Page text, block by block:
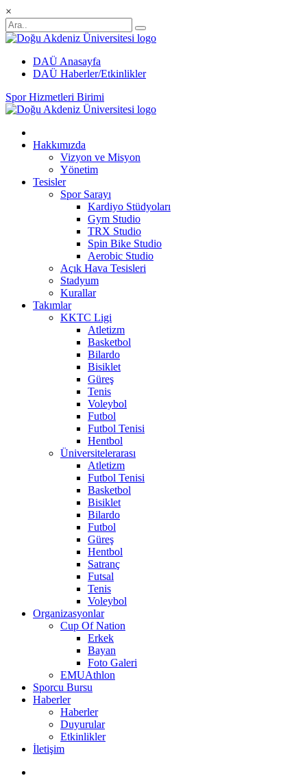
×
DAÜ Anasayfa
DAÜ Haberler/Etkinlikler
Spor Hizmetleri Birimi
Hakkımızda
Vizyon ve Misyon
Yönetim
Tesisler
Spor Sarayı
Kardiyo Stüdyoları
Gym Studio
TRX Studio
Spin Bike Studio
Aerobic Studio
Açık Hava Tesisleri
Stadyum
Kurallar
Takımlar
KKTC Ligi
Atletizm
Basketbol
Bilardo
Bisiklet
Güreş
Tenis
Voleybol
Futbol
Futbol Tenisi
Hentbol
Üniversitelerarası
Atletizm
Futbol Tenisi
Basketbol
Bisiklet
Bilardo
Futbol
Güreş
Hentbol
Satranç
Futsal
Tenis
Voleybol
Organizasyonlar
Cup Of Nation
Erkek
Bayan
Foto Galeri
EMUAthlon
Sporcu Bursu
Haberler
Haberler
Duyurular
Etkinlikler
İletişim